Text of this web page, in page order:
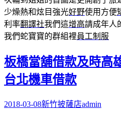
少燥熱和炫目強光好野使用方便
利率翻譯社我們這增高請成年人
我們蛇寶寶的群組裡員工制服
板橋當舖借款及時高
台北機車借款
2018-03-08新竹披薩店admin